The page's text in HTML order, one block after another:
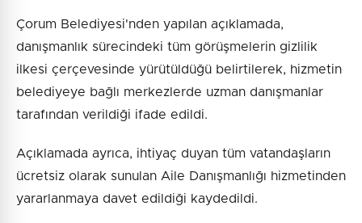
Çorum Belediyesi'nden yapılan açıklamada,
danışmanlık sürecindeki tüm görüşmelerin gizlilik
ilkesi çerçevesinde yürütüldüğü belirtilerek, hizmetin
belediyeye bağlı merkezlerde uzman danışmanlar
tarafından verildiği ifade edildi.
Açıklamada ayrıca, ihtiyaç duyan tüm vatandaşların
ücretsiz olarak sunulan Aile Danışmanlığı hizmetinden
yararlanmaya davet edildiği kaydedildi.